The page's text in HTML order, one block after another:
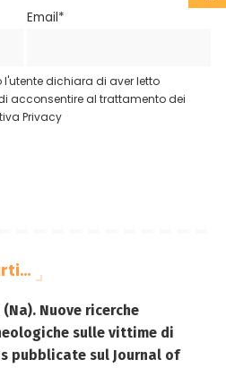
Email*
dichiara di aver letto
acconsentire al trattamento dei
Privacy
(Na). Nuove ricerche
sulle vittime di
pubblicate sul Journal of